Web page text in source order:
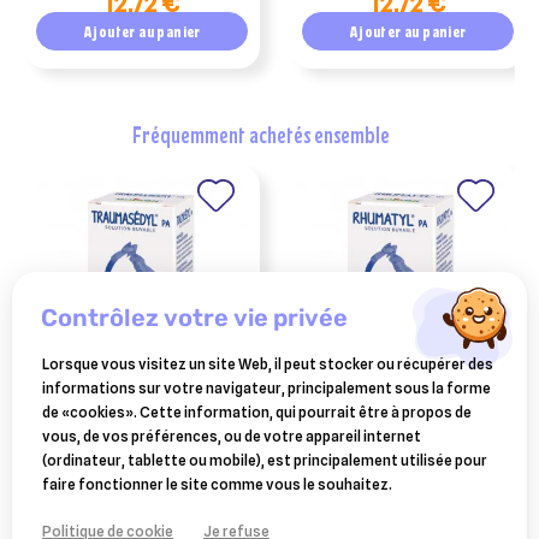
nerveux chien & chat
Ajouter au panier
chienne & chatte
Ajouter au panier
fréquemment achetés ensemble
BOIRON
traumasedyl chien et chats
30ml
11,90 €
BOIRON
rhumatyl 30ml
11,90 €
contrôlez votre vie privée
Lorsque vous visitez un site Web, il peut stocker ou récupérer des
informations sur votre navigateur, principalement sous la forme
de «cookies». Cette information, qui pourrait être à propos de
vous, de vos préférences, ou de votre appareil internet
(ordinateur, tablette ou mobile), est principalement utilisée pour
faire fonctionner le site comme vous le souhaitez.
Politique de cookie Je refuse